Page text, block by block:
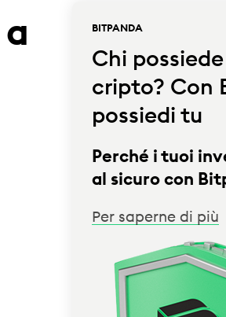
BITPANDA
Chi
cripto? Con
possiedi tu
Perché i tuoi
al sicuro con
Per saperne di più